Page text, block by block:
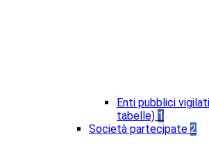
Enti pubblici
tabelle) 1
Società partecipate 2